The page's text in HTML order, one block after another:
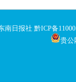
南日报社 黔ICP备
贵公